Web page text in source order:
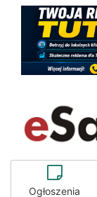
Ogłoszenia